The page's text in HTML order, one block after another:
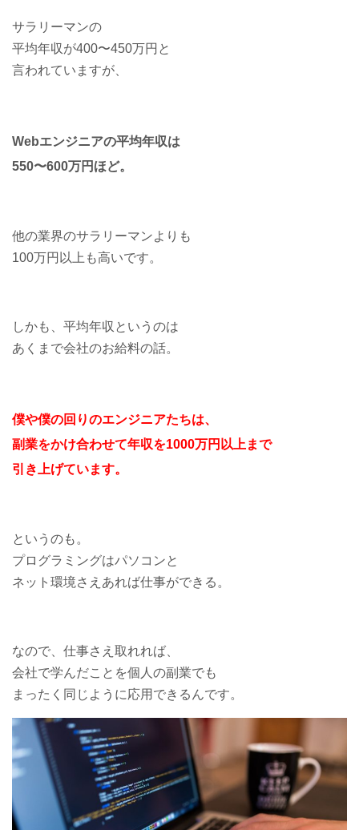
サラリーマンの
平均年収が400〜450万円と
言われていますが、
Webエンジニアの平均年収は
550〜600万円ほど。
他の業界のサラリーマンよりも
100万円以上も高いです。
しかも、平均年収というのは
あくまで会社のお給料の話。
僕や僕の回りのエンジニアたちは、
副業をかけ合わせて年収を1000万円以上まで
引き上げています。
というのも。
プログラミングはパソコンと
ネット環境さえあれば仕事ができる。
なので、仕事さえ取れれば、
会社で学んだことを個人の副業でも
まったく同じように応用できるんです。